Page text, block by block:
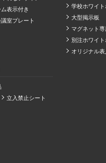
ム表示付き
議室プレート
学校ホワイト
大型掲示板
マグネット
別注ホワイト
オリジナル
立入禁止シート